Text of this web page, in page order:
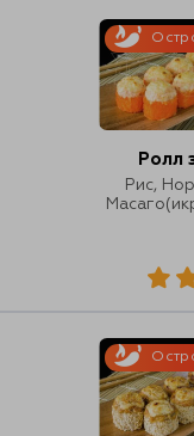
Ролл
Рис,